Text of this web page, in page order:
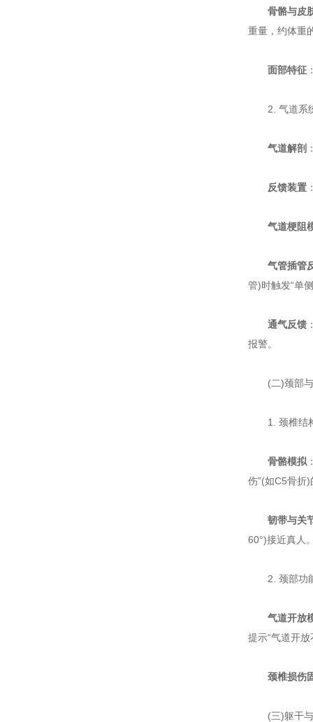
骨骼与皮
重量，约体重
面部特征
2. 气道系统
气道解剖
反馈装置
气道梗阻
气管插管
管)时触发“单
通气反馈
报警。
(二)颈部与
1. 颈椎结
骨骼模拟
伤”(如C5骨折
韧带与关
60°)接近真人
2. 颈部功
气道开放
提示“气道开放
颈椎损伤
(三)躯干与